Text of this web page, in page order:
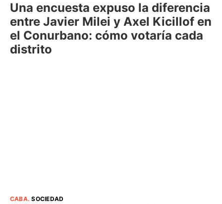
Una encuesta expuso la diferencia
entre Javier Milei y Axel Kicillof en
el Conurbano: cómo votaría cada
distrito
CABA.SOCIEDAD